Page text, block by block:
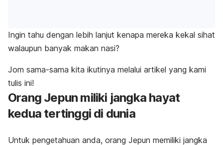
Ingin tahu dengan lebih lanjut kenapa mereka kekal sihat
walaupun banyak makan nasi?
Jom sama-sama kita ikutinya melalui artikel yang kami
tulis ini!
Orang Jepun miliki jangka hayat
kedua tertinggi di dunia
Untuk pengetahuan anda, orang Jepun memiliki jangka